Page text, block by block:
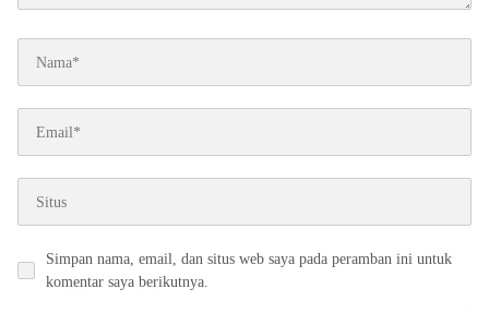
Simpan nama, email, dan situs web saya pada peramban ini untuk
komentar saya berikutnya.